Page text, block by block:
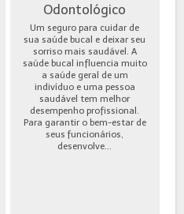
Odontológico
Um seguro para cuidar de
sua saúde bucal e deixar seu
sorriso mais saudável. A
saúde bucal influencia muito
a saúde geral de um
indivíduo e uma pessoa
saudável tem melhor
desempenho profissional.
Para garantir o bem-estar de
seus funcionários,
desenvolve...